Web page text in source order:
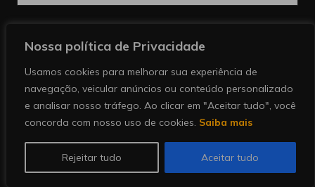
Nossa política de Privacidade
Usamos cookies para melhorar sua experiência de
navegação, veicular anúncios ou conteúdo personalizado
e analisar nosso tráfego. Ao clicar em "Aceitar tudo", você
concorda com nosso uso de cookies. Saiba mais
Rejeitar tudo Aceitar tudo
mineração. Todos direitos reservados.